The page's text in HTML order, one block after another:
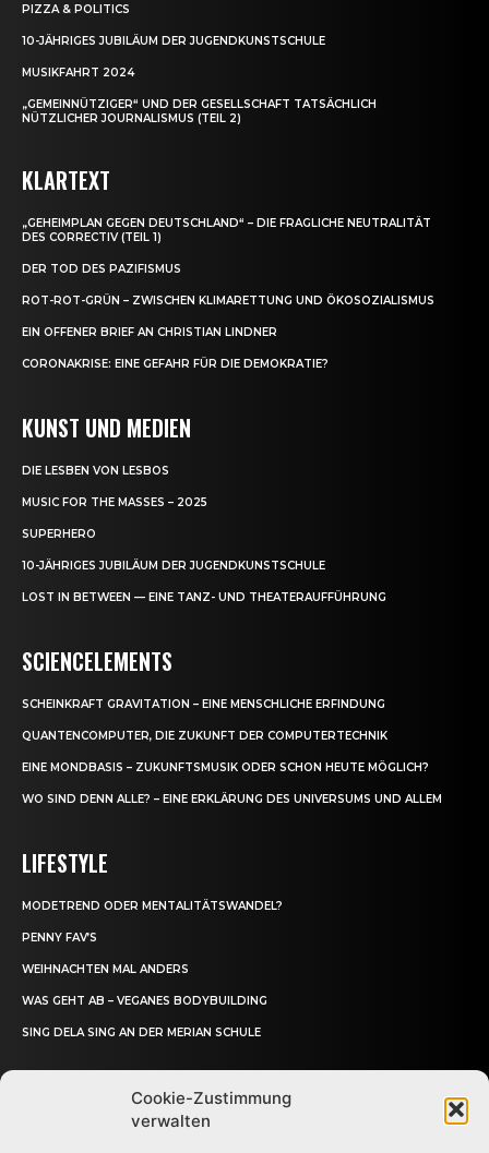
Cookie-Zustimmung
verwalten
PIZZA & POLITICS
10-JÄHRIGES JUBILÄUM DER JUGENDKUNSTSCHULE
MUSIKFAHRT 2024
„GEMEINNÜTZIGER“ UND DER GESELLSCHAFT TATSÄCHLICH
NÜTZLICHER JOURNALISMUS (TEIL 2)
KLARTEXT
„GEHEIMPLAN GEGEN DEUTSCHLAND“ – DIE FRAGLICHE NEUTRALITÄT
DES CORRECTIV (TEIL 1)
DER TOD DES PAZIFISMUS
ROT-ROT-GRÜN – ZWISCHEN KLIMARETTUNG UND ÖKOSOZIALISMUS
EIN OFFENER BRIEF AN CHRISTIAN LINDNER
CORONAKRISE: EINE GEFAHR FÜR DIE DEMOKRATIE?
KUNST UND MEDIEN
DIE LESBEN VON LESBOS
MUSIC FOR THE MASSES – 2025
SUPERHERO
10-JÄHRIGES JUBILÄUM DER JUGENDKUNSTSCHULE
LOST IN BETWEEN — EINE TANZ- UND THEATERAUFFÜHRUNG
SCIENCELEMENTS
SCHEINKRAFT GRAVITATION – EINE MENSCHLICHE ERFINDUNG
QUANTENCOMPUTER, DIE ZUKUNFT DER COMPUTERTECHNIK
EINE MONDBASIS – ZUKUNFTSMUSIK ODER SCHON HEUTE MÖGLICH?
WO SIND DENN ALLE? – EINE ERKLÄRUNG DES UNIVERSUMS UND ALLEM
LIFESTYLE
MODETREND ODER MENTALITÄTSWANDEL?
PENNY FAV’S
WEIHNACHTEN MAL ANDERS
WAS GEHT AB – VEGANES BODYBUILDING
SING DELA SING AN DER MERIAN SCHULE